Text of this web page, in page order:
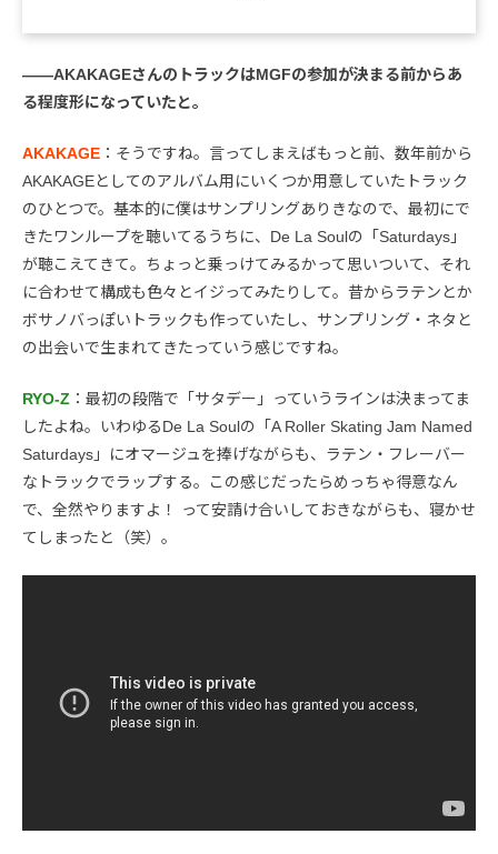
――AKAKAGEさんのトラックはMGFの参加が決まる前からあ
る程度形になっていたと。
AKAKAGE ：そうですね。言ってしまえばもっと前、数年前から
AKAKAGEとしてのアルバム用にいくつか用意していたトラック
のひとつで。基本的に僕はサンプリングありきなので、最初にで
きたワンループを聴いてるうちに、De La Soulの「Saturdays」
が聴こえてきて。ちょっと乗っけてみるかって思いついて、それ
に合わせて構成も色々とイジってみたりして。昔からラテンとか
ボサノバっぽいトラックも作っていたし、サンプリング・ネタと
の出会いで生まれてきたっていう感じですね。
RYO-Z ：最初の段階で「サタデー」っていうラインは決まってま
したよね。いわゆるDe La Soulの「A Roller Skating Jam Named
Saturdays」にオマージュを捧げながらも、ラテン・フレーバー
なトラックでラップする。この感じだったらめっちゃ得意なん
で、全然やりますよ！ って安請け合いしておきながらも、寝かせ
てしまったと（笑）。